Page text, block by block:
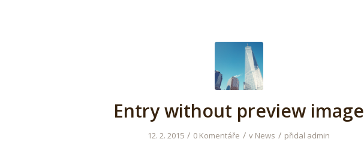
Entry without preview image
12. 2. 2015 / 0 Komentáře / v News / přidal admin